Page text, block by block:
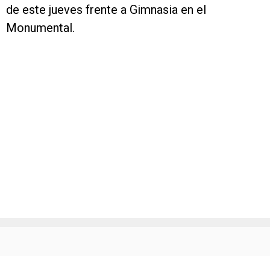
de este jueves frente a Gimnasia en el
Monumental.